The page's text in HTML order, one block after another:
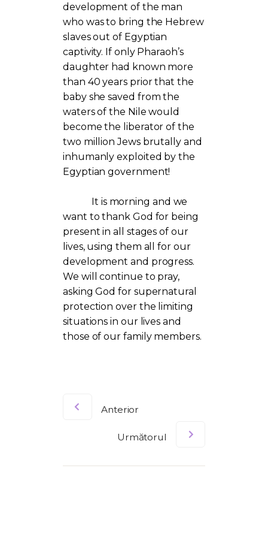
development of the man
who was to bring the Hebrew
slaves out of Egyptian
captivity. If only Pharaoh’s
daughter had known more
than 40 years prior that the
baby she saved from the
waters of the Nile would
become the liberator of the
two million Jews brutally and
inhumanly exploited by the
Egyptian government!
It is morning and we
want to thank God for being
present in all stages of our
lives, using them all for our
development and progress.
We will continue to pray,
asking God for supernatural
protection over the limiting
situations in our lives and
those of our family members.
Anterior
Următorul